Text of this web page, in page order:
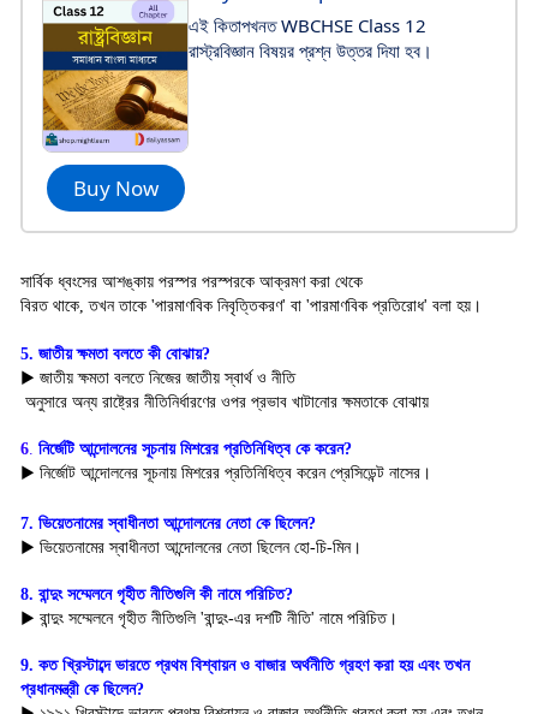
Buy Now
এই কিতাপখনত WBCHSE Class 12
রাস্ট্রবিজ্ঞান বিষয়র প্রশ্ন উত্তর দিযা হব।
সার্বিক ধ্বংসের আশঙ্কায় পরস্পর পরস্পরকে আক্রমণ করা থেকে
বিরত থাকে, তখন তাকে 'পারমাণবিক নিবৃত্তিকরণ' বা 'পারমাণবিক প্রতিরোধ' বলা হয়।
5. জাতীয় ক্ষমতা বলতে কী বোঝায়?
▶ জাতীয় ক্ষমতা বলতে নিজের জাতীয় স্বার্থ ও নীতি
অনুসারে অন্য রাষ্ট্রের নীতিনির্ধারণের ওপর প্রভাব খাটানোর ক্ষমতাকে বোঝায়
6. নির্জেটি আন্দোলনের সূচনায় মিশরের প্রতিনিধিত্ব কে করেন?
▶ নির্জোট আন্দোলনের সূচনায় মিশরের প্রতিনিধিত্ব করেন প্রেসিডেন্ট নাসের।
7. ভিয়েতনামের স্বাধীনতা আন্দোলনের নেতা কে ছিলেন?
▶ ভিয়েতনামের স্বাধীনতা আন্দোলনের নেতা ছিলেন হো-চি-মিন।
8. বান্দুং সম্মেলনে গৃহীত নীতিগুলি কী নামে পরিচিত?
▶ বান্দুং সম্মেলনে গৃহীত নীতিগুলি 'বান্দুং-এর দশটি নীতি' নামে পরিচিত।
9. কত খ্রিস্টাব্দে ভারতে প্রথম বিশ্বায়ন ও বাজার অর্থনীতি গ্রহণ করা হয় এবং তখন
প্রধানমন্ত্রী কে ছিলেন?